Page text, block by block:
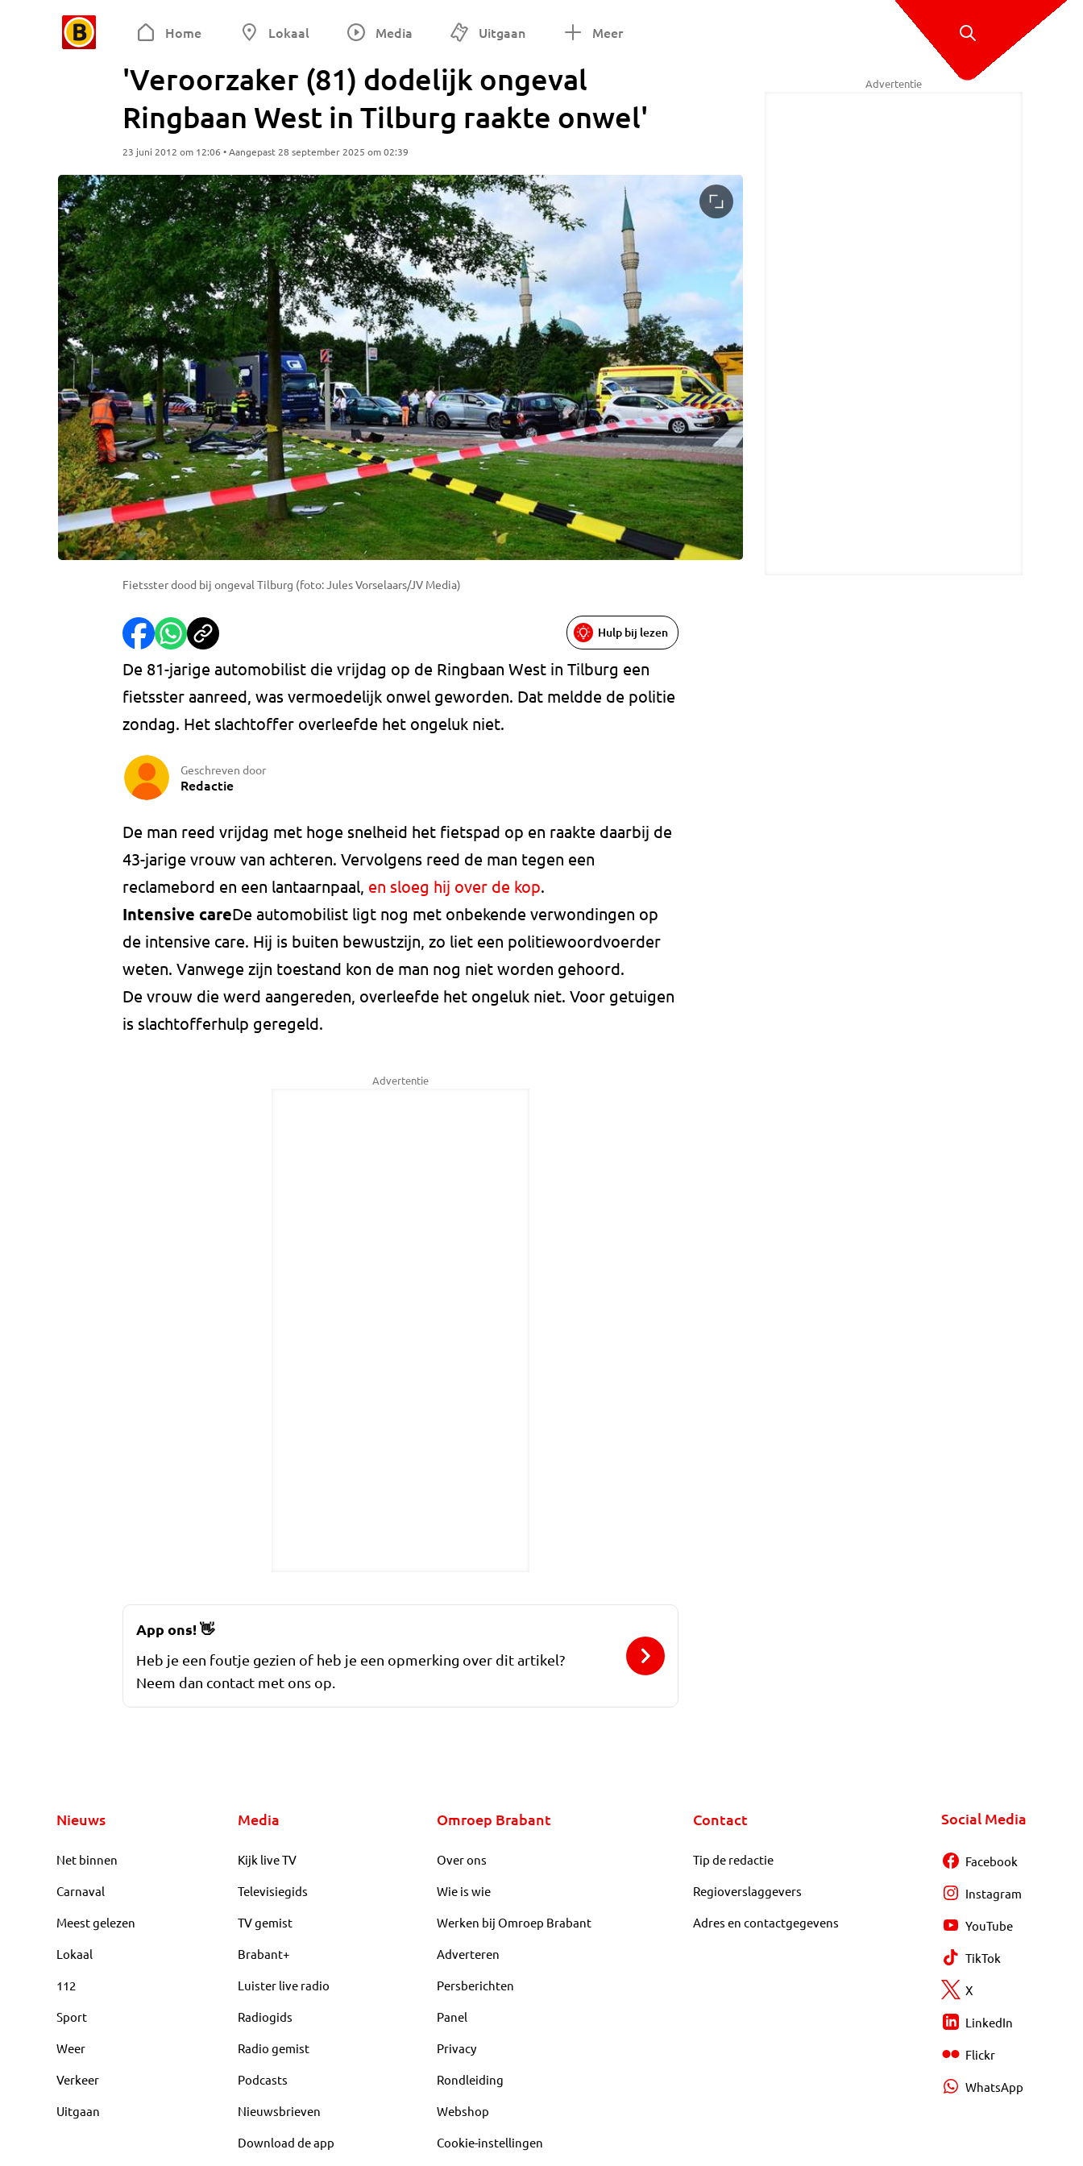
Home Lokaal Media Uitgaan Meer
'Veroorzaker (81) dodelijk ongeval
Ringbaan West in Tilburg raakte onwel'
23 juni 2012 om 12:06 • Aangepast 28 september 2025 om 02:39
Fietsster dood bij ongeval Tilburg (foto: Jules Vorselaars/JV Media)
Hulp bij lezen
De 81-jarige automobilist die vrijdag op de Ringbaan West in Tilburg een
fietsster aanreed, was vermoedelijk onwel geworden. Dat meldde de politie
zondag. Het slachtoffer overleefde het ongeluk niet.
Geschreven door
Redactie
De man reed vrijdag met hoge snelheid het fietspad op en raakte daarbij de
43-jarige vrouw van achteren. Vervolgens reed de man tegen een
reclamebord en een lantaarnpaal, en sloeg hij over de kop.
Intensive careDe automobilist ligt nog met onbekende verwondingen op
de intensive care. Hij is buiten bewustzijn, zo liet een politiewoordvoerder
weten. Vanwege zijn toestand kon de man nog niet worden gehoord.
De vrouw die werd aangereden, overleefde het ongeluk niet. Voor getuigen
is slachtofferhulp geregeld.
Advertentie
Advertentie
App ons!👋
Heb je een foutje gezien of heb je een opmerking over dit artikel?
Neem dan contact met ons op.
Nieuws
Net binnen
Carnaval
Meest gelezen
Lokaal
112
Sport
Weer
Verkeer
Uitgaan
Media
Kijk live TV
Televisiegids
TV gemist
Brabant+
Luister live radio
Radiogids
Radio gemist
Podcasts
Nieuwsbrieven
Download de app
Omroep Brabant
Over ons
Wie is wie
Werken bij Omroep Brabant
Adverteren
Persberichten
Panel
Privacy
Rondleiding
Webshop
Cookie-instellingen
Contact
Tip de redactie
Regioverslaggevers
Adres en contactgegevens
Social Media
Facebook
Instagram
YouTube
TikTok
X
LinkedIn
Flickr
WhatsApp